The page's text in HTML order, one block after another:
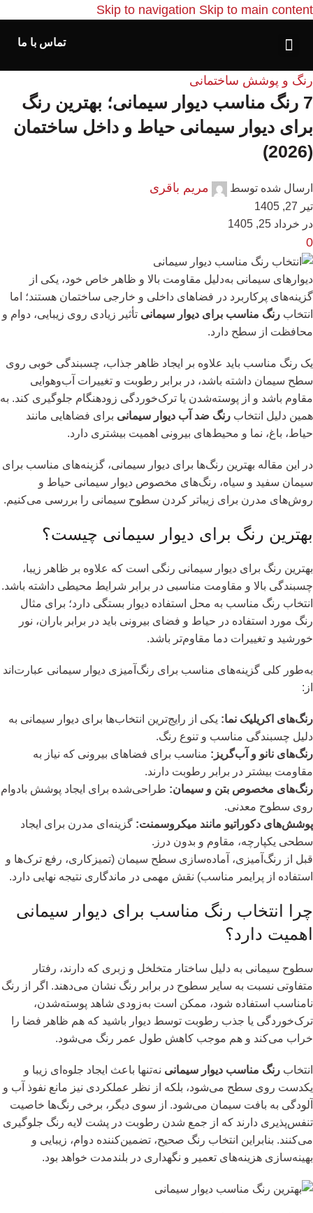
Skip to navigation Skip to main content
تماس با ما
رنگ و پوشش ساختمانی
7 رنگ مناسب دیوار سیمانی؛ بهترین رنگ
برای دیوار سیمانی حیاط و داخل ساختمان
(2026)
ارسال شده توسط مریم باقری
تیر 27, 1405
در خرداد 25, 1405
0
دیوارهای سیمانی به‌دلیل مقاومت بالا و ظاهر خاص خود، یکی از
گزینه‌های پرکاربرد در فضاهای داخلی و خارجی ساختمان هستند؛ اما
انتخاب رنگ مناسب برای دیوار سیمانی تأثیر زیادی روی زیبایی، دوام و
محافظت از سطح دارد.
یک رنگ مناسب باید علاوه بر ایجاد ظاهر جذاب، چسبندگی خوبی روی
سطح سیمان داشته باشد، در برابر رطوبت و تغییرات آب‌وهوایی
مقاوم باشد و از پوسته‌شدن یا ترک‌خوردگی زودهنگام جلوگیری کند. به
همین دلیل انتخاب رنگ ضد آب دیوار سیمانی برای فضاهایی مانند
حیاط، باغ، نما و محیط‌های بیرونی اهمیت بیشتری دارد.
در این مقاله بهترین رنگ‌ها برای دیوار سیمانی، گزینه‌های مناسب برای
سیمان سفید و سیاه، رنگ‌های مخصوص دیوار سیمانی حیاط و
روش‌های مدرن برای زیباتر کردن سطوح سیمانی را بررسی می‌کنیم.
بهترین رنگ برای دیوار سیمانی چیست؟
بهترین رنگ برای دیوار سیمانی رنگی است که علاوه بر ظاهر زیبا،
چسبندگی بالا و مقاومت مناسبی در برابر شرایط محیطی داشته باشد.
انتخاب رنگ مناسب به محل استفاده دیوار بستگی دارد؛ برای مثال
رنگ مورد استفاده در حیاط و فضای بیرونی باید در برابر باران، نور
خورشید و تغییرات دما مقاوم‌تر باشد.
به‌طور کلی گزینه‌های مناسب برای رنگ‌آمیزی دیوار سیمانی عبارت‌اند
از:
رنگ‌های اکریلیک نما: یکی از رایج‌ترین انتخاب‌ها برای دیوار سیمانی به
دلیل چسبندگی مناسب و تنوع رنگ.
رنگ‌های نانو و آب‌گریز: مناسب برای فضاهای بیرونی که نیاز به
مقاومت بیشتر در برابر رطوبت دارند.
رنگ‌های مخصوص بتن و سیمان: طراحی‌شده برای ایجاد پوشش بادوام
روی سطوح معدنی.
پوشش‌های دکوراتیو مانند میکروسمنت: گزینه‌ای مدرن برای ایجاد
سطحی یکپارچه، مقاوم و بدون درز.
قبل از رنگ‌آمیزی، آماده‌سازی سطح سیمان (تمیزکاری، رفع ترک‌ها و
استفاده از پرایمر مناسب) نقش مهمی در ماندگاری نتیجه نهایی دارد.
چرا انتخاب رنگ مناسب برای دیوار سیمانی
اهمیت دارد؟
سطوح سیمانی به دلیل ساختار متخلخل و زبری که دارند، رفتار
متفاوتی نسبت به سایر سطوح در برابر رنگ نشان می‌دهند. اگر از رنگ
نامناسب استفاده شود، ممکن است به‌زودی شاهد پوسته‌شدن،
ترک‌خوردگی یا جذب رطوبت توسط دیوار باشید که هم ظاهر فضا را
خراب می‌کند و هم موجب کاهش طول عمر رنگ می‌شود.
انتخاب رنگ مناسب دیوار سیمانی نه‌تنها باعث ایجاد جلوه‌ای زیبا و
یکدست روی سطح می‌شود، بلکه از نظر عملکردی نیز مانع نفوذ آب و
آلودگی به بافت سیمان می‌شود. از سوی دیگر، برخی رنگ‌ها خاصیت
تنفس‌پذیری دارند که از جمع شدن رطوبت در پشت لایه رنگ جلوگیری
می‌کنند. بنابراین انتخاب رنگ صحیح، تضمین‌کننده دوام، زیبایی و
بهینه‌سازی هزینه‌های تعمیر و نگهداری در بلندمدت خواهد بود.